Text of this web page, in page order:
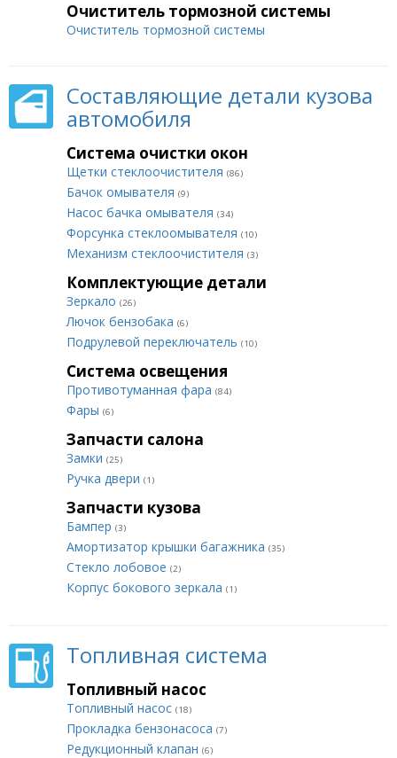
Очиститель тормозной системы
Очиститель тормозной системы
Составляющие детали кузова
автомобиля
Система очистки окон
Щетки стеклоочистителя (86)
Бачок омывателя (9)
Насос бачка омывателя (34)
Форсунка стеклоомывателя (10)
Механизм стеклоочистителя (3)
Комплектующие детали
Зеркало (26)
Лючок бензобака (6)
Подрулевой переключатель (10)
Система освещения
Противотуманная фара (84)
Фары (6)
Запчасти салона
Замки (25)
Ручка двери (1)
Запчасти кузова
Бампер (3)
Амортизатор крышки багажника (35)
Стекло лобовое (2)
Корпус бокового зеркала (1)
Топливная система
Топливный насос
Топливный насос (18)
Прокладка бензонасоса (7)
Редукционный клапан (6)